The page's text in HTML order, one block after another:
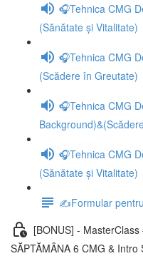
🎧Tehnica CMG
(Sănătate și Vitalitate)
🎧Tehnica CMG
(Scădere în Greutate)
🎧Tehnica CMG
🎧Tehnica CMG
(Sănătate și Vitalitate)
✍️Formular
[BONUS] -
SĂPTĂMÂNA 6 CMG & Intro